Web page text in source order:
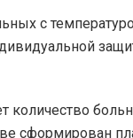
с
количество
сформирован